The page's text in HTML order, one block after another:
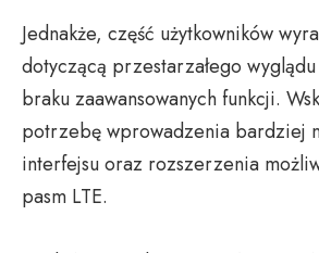
Jednakże, część użytkowników
dotyczącą przestarzałego
braku zaawansowanych funkcji.
potrzebę wprowadzenia bardziej
interfejsu oraz rozszerzenia
pasm LTE.